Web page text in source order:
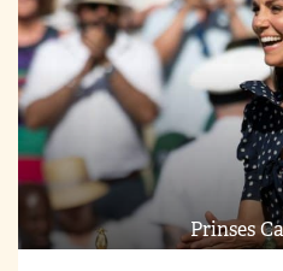
Prinses